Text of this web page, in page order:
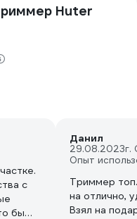
Huter
с
бы
Данил
29.08.2023г.
Опыт
Триммер
на отлично,
Взял на